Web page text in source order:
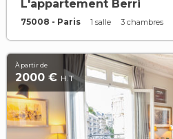
L'appartement Berri
75008 - Paris 1 salle 3 chambres
À partir de
2000 € H.T